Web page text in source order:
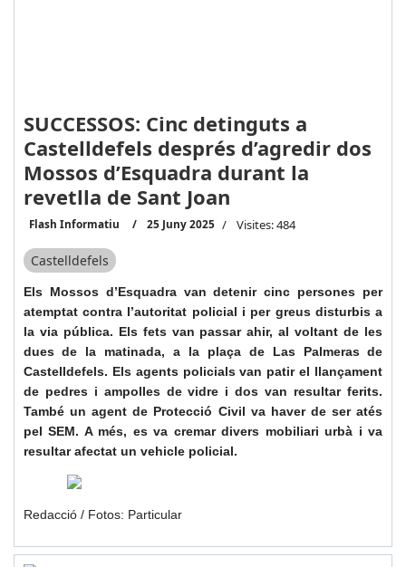
SUCCESSOS: Cinc detinguts a
Castelldefels després d’agredir dos
Mossos d’Esquadra durant la
revetlla de Sant Joan
Flash Informatiu 25 Juny 2025 Visites: 484
Castelldefels
Els Mossos d’Esquadra van detenir cinc persones per
atemptat contra l’autoritat policial i per greus disturbis a
la via pública. Els fets van passar ahir, al voltant de les
dues de la matinada, a la plaça de Las Palmeras de
Castelldefels. Els agents policials van patir el llançament
de pedres i ampolles de vidre i dos van resultar ferits.
També un agent de Protecció Civil va haver de ser atés
pel SEM. A més, es va cremar divers mobiliari urbà i va
resultar afectat un vehicle policial.
Redacció / Fotos: Particular